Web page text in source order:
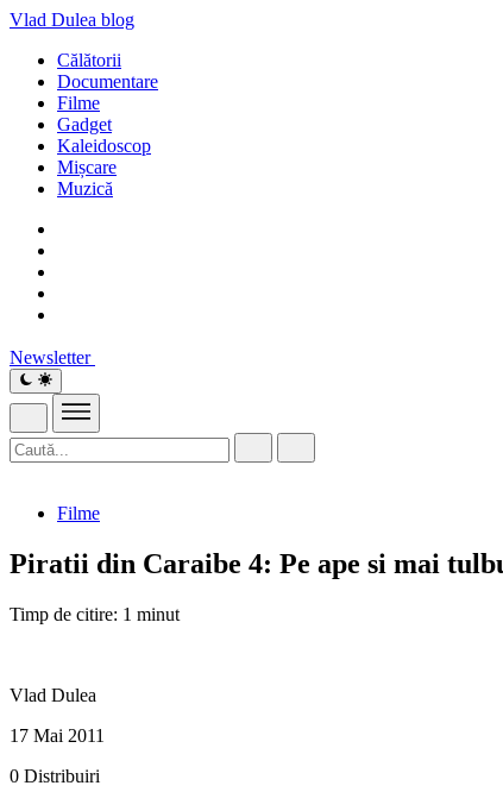
Vlad Dulea blog
Călătorii
Documentare
Filme
Gadget
Kaleidoscop
Mișcare
Muzică
Newsletter
Filme
Piratii din Caraibe 4: Pe ape si mai
Timp de citire: 1 minut
Vlad Dulea
17 Mai 2011
0 Distribuiri